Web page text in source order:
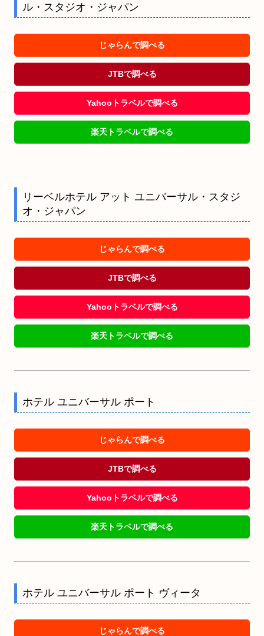
ル・スタジオ・ジャパン
じゃらんで調べる
JTBで調べる
Yahooトラベルで調べる
楽天トラベルで調べる
リーベルホテル アット ユニバーサル・スタジ
オ・ジャパン
じゃらんで調べる
JTBで調べる
Yahooトラベルで調べる
楽天トラベルで調べる
ホテル ユニバーサル ポート
じゃらんで調べる
JTBで調べる
Yahooトラベルで調べる
楽天トラベルで調べる
ホテル ユニバーサル ポート ヴィータ
じゃらんで調べる